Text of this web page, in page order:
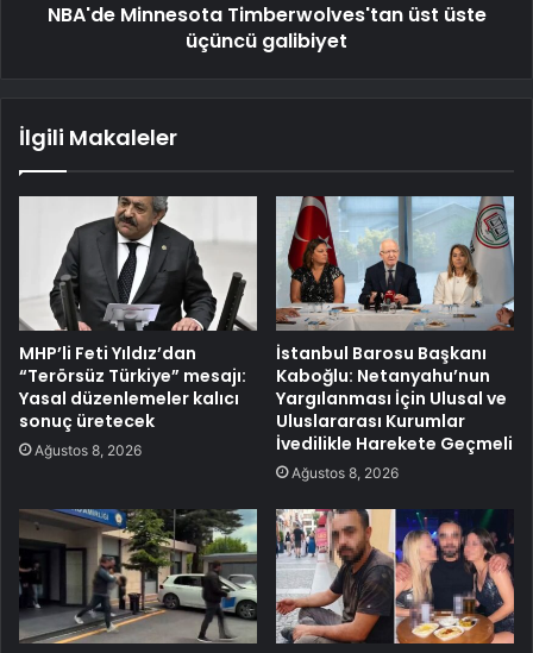
NBA'de Minnesota Timberwolves'tan üst üste
üçüncü galibiyet
İlgili Makaleler
MHP’li Feti Yıldız’dan
“Terörsüz Türkiye” mesajı:
Yasal düzenlemeler kalıcı
sonuç üretecek
Ağustos 8, 2026
İstanbul Barosu Başkanı
Kaboğlu: Netanyahu’nun
Yargılanması İçin Ulusal ve
Uluslararası Kurumlar
İvedilikle Harekete Geçmeli
Ağustos 8, 2026